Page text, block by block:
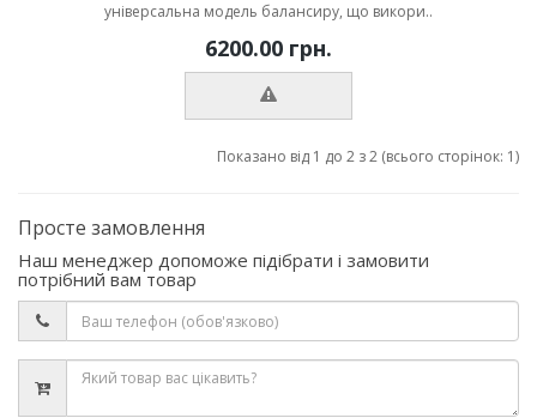
універсальна модель балансиру, що викори..
6200.00 грн.
Показано від 1 до 2 з 2 (всього сторінок: 1)
Просте замовлення
Наш менеджер допоможе підібрати і замовити
потрібний вам товар